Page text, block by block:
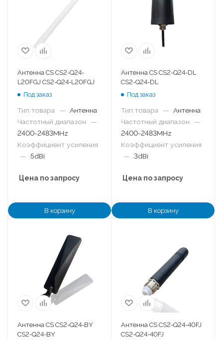
Антенна CS CS2-Q24-
L20FGJ CS2-Q24-L20FGJ
Под заказ
Тип товара — Антенна
Частотный диапазон
—
2400-2483MHz
Коэффициент усиления
— 5dBi
Цена по запросу
В корзину
Антенна CS CS2-Q24-DL
CS2-Q24-DL
Под заказ
Тип товара — Антенна
Частотный диапазон
—
2400-2483MHz
Коэффициент усиления
— 3dBi
Цена по запросу
В корзину
Антенна CS CS2-Q24-BY
CS2-Q24-BY
Антенна CS CS2-Q24-40FJ
CS2-Q24-40FJ